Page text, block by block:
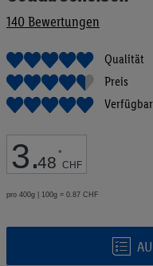
140Bewertungen
Qualität
Preis
3.48 *
CHF
pro 400g | 100g = 0.87 CHF
springen